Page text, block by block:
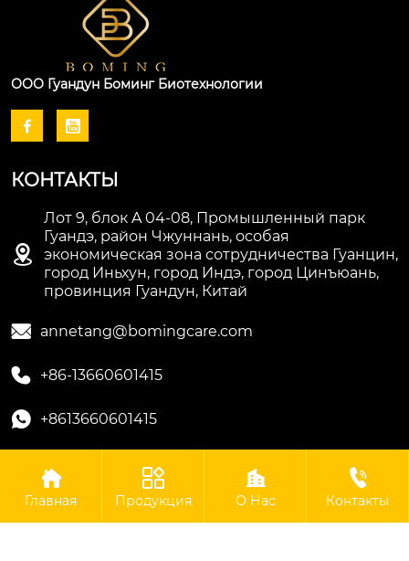
ООО Гуандун Боминг Биотехнологии
 
КОНТАКТЫ

Лот 9, блок A 04-08, Промышленный парк
Гуандэ, район Чжуннань, особая
экономическая зона сотрудничества Гуанцин,
город Иньхун, город Индэ, город Цинъюань,
провинция Гуандун, Китай
 annetang@bomingcare.com
 +86-13660601415
 +8613660601415
Авторское право©ООО Гуандун Боминг Биотехнологии

Главная

Продукция

О Нас

Контакты